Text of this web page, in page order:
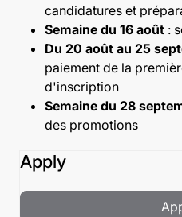
candidatures et
Semaine du 16 août :
Du 20 août au 25
paiement de la
d'inscription
Semaine du 28
des promotions
Apply